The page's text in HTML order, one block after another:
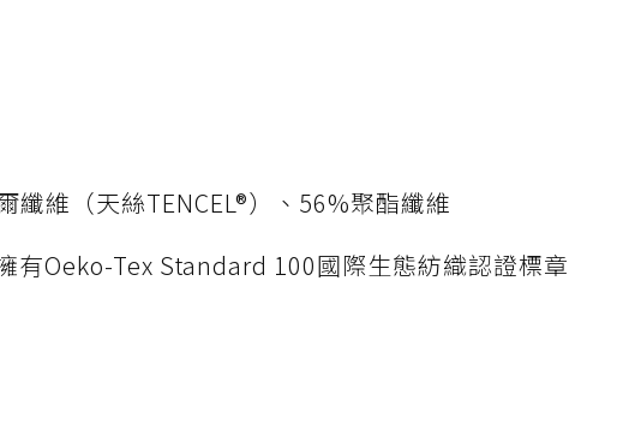
纖維（天絲TENCEL®）、56%聚酯纖維
有Oeko-Tex Standard 100國際生態紡織認證標章